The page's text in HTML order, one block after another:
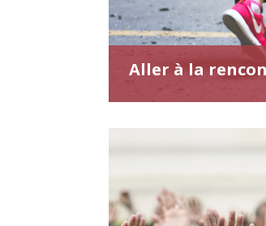
Aller à la